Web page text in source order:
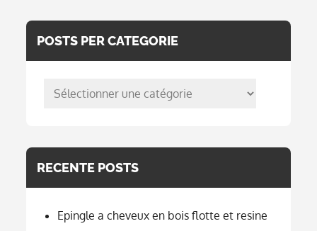
POSTS PER CATEGORIE
posts
RECENTE POSTS
Epingle a cheveux en bois flotte et resine